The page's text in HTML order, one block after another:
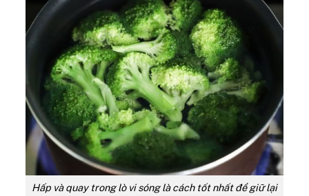
Hấp và quay trong lò vi sóng là cách tốt nhất để giữ lại